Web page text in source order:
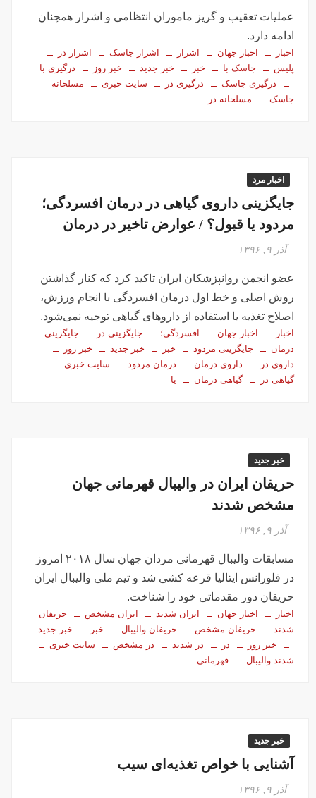
سفر فوری وزیر خارجه پاکستان درباره توافق ایران
اولین جلسه امنیتی ایران و امارات پس از جنگ؟!
جاسوسی اسرائیل از مقامات آمریکا در خصوص ایران
سفره عقدی که با پهپاد در میدان انقلاب برپا شد
وزش باد و غبار رقیق، پدیده غالب هوای کرمانشاه است
توییت خبرساز مشاور قالیباف درباره سفر نتانیاهو
گزارش خبرگزاری مهر از اعتراضات امروز در مشهد
جزئیات ناآرامیِ امروز در خیابان جمهوری تهران
عملیات تعقیب و گریز ماموران انتظامی و اشرار همچنان
ادامه دارد.
اخبار اخبار جهان اشرار اشرار جاسک
اشرار در
پلیس
جاسک با خبر خبر جدید خبر روز
درگیری با
درگیری جاسک
درگیری در سایت خبری
مسلحانه
جاسک
مسلحانه در
اخبار مرد
جایگزینی داروی گیاهی در درمان افسردگی؛
مردود یا قبول؟ / عوارض تاخیر در درمان
آذر ۹, ۱۳۹۶
عضو انجمن روانپزشکان ایران تاکید کرد که کنار گذاشتن
روش اصلی و خط اول درمان افسردگی با انجام ورزش،
اصلاح تغذیه یا استفاده از داروهای گیاهی توجیه نمی‌شود.
اخبار اخبار جهان افسردگی؛ جایگزینی در
جایگزینی
درمان
جایگزینی مردود خبر خبر جدید
خبر روز
داروی در
داروی درمان درمان مردود
سایت خبری
گیاهی در
گیاهی درمان یا
خبر جدید
حریفان ایران در والیبال قهرمانی جهان
مشخص شدند
آذر ۹, ۱۳۹۶
مسابقات والیبال قهرمانی مردان جهان سال ۲۰۱۸ امروز
در فلورانس ایتالیا قرعه کشی شد و تیم ملی والیبال ایران
حریفان دور مقدماتی خود را شناخت.
اخبار اخبار جهان ایران شدند ایران مشخص
حریفان
شدند
حریفان مشخص حریفان والیبال خبر
خبر جدید
خبر روز
در در شدند در مشخص
سایت خبری
شدند والیبال
قهرمانی
خبر جدید
آشنایی با خواص تغذیه‌ای سیب
آذر ۹, ۱۳۹۶